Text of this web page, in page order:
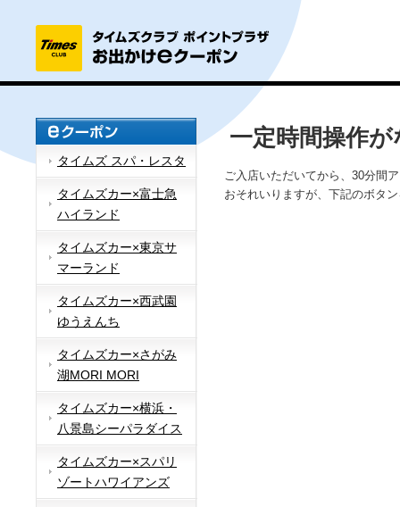
タイムズ スパ・レスタ
タイムズカー×富士急
ハイランド
タイムズカー×東京サ
マーランド
タイムズカー×西武園
ゆうえんち
タイムズカー×さがみ
湖MORI MORI
タイムズカー×横浜・
八景島シーパラダイス
タイムズカー×スパリ
ゾートハワイアンズ
一定時間操作
ご入店いただいてから、30分間
おそれいりますが、下記のボタ